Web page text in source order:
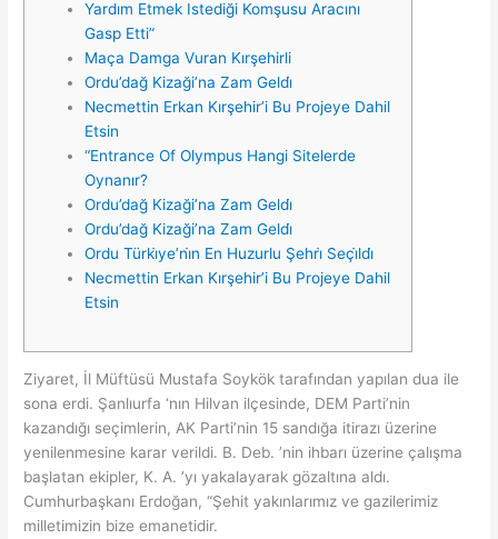
Yardım Etmek Istediği Komşusu Aracını
Gasp Etti”
Maça Damga Vuran Kırşehirli
Ordu’dağ Kizaği’na Zam Geldi̇
Necmettin Erkan Kırşehir’i Bu Projeye Dahil
Etsin
“Entrance Of Olympus Hangi Sitelerde
Oynanır?
Ordu’dağ Kizaği’na Zam Geldi̇
Ordu’dağ Kizaği’na Zam Geldi̇
Ordu Türki̇ye’ni̇n En Huzurlu Şehri̇ Seçi̇ldi̇
Necmettin Erkan Kırşehir’i Bu Projeye Dahil
Etsin
Ziyaret, İl Müftüsü Mustafa Soykök tarafından yapılan dua ile
sona erdi. Şanlıurfa ‘nın Hilvan ilçesinde, DEM Parti’nin
kazandığı seçimlerin, AK Parti’nin 15 sandığa itirazı üzerine
yenilenmesine karar verildi. B. Deb. ’nin ihbarı üzerine çalışma
başlatan ekipler, K. A. ’yı yakalayarak gözaltına aldı.
Cumhurbaşkanı Erdoğan, “Şehit yakınlarımız ve gazilerimiz
milletimizin bize emanetidir.